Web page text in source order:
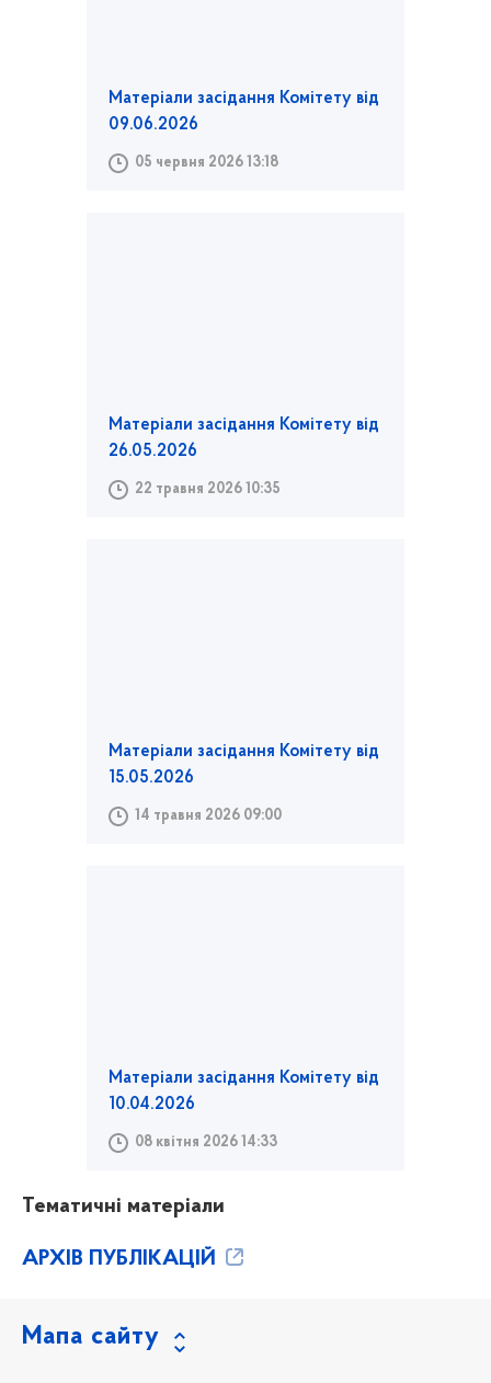
Матеріали засідання Комітету від
09.06.2026
05 червня 2026 13:18
Матеріали засідання Комітету від
26.05.2026
22 травня 2026 10:35
Матеріали засідання Комітету від
15.05.2026
14 травня 2026 09:00
Матеріали засідання Комітету від
10.04.2026
08 квітня 2026 14:33
Тематичні матеріали
АРХІВ ПУБЛІКАЦІЙ
Мапа сайту